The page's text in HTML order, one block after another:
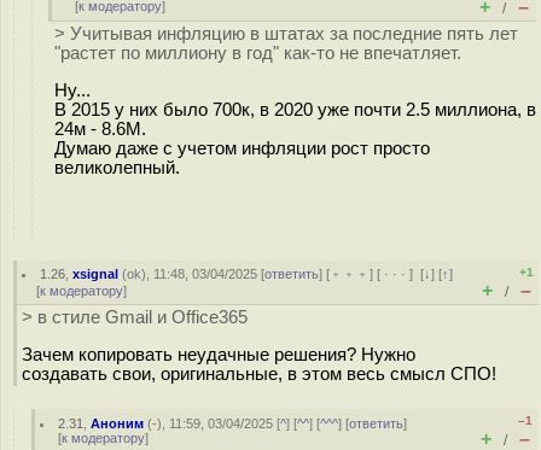
[к модератору] + / –
> Учитывая инфляцию в штатах за последние пять лет
"растет по миллиону в год" как-то не впечатляет.
Ну...
В 2015 у них было 700к, в 2020 уже почти 2.5 миллиона, в
24м - 8.6M.
Думаю даже с учетом инфляции рост просто
великолепный.
1.26 ,xsignal (ok), 11:48, 03/04/2025 [ответить] [ ﹢﹢﹢] [ · · ·][↓] [↑]
[к модератору]
+1
+ / –
> в стиле Gmail и Office365
Зачем копировать неудачные решения? Нужно
создавать свои, оригинальные, в этом весь смысл СПО!
2.31 ,Аноним (-), 11:59, 03/04/2025 [^] [^^] [^^^] [ответить]
[к модератору]
–1
+ / –